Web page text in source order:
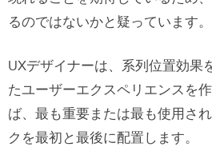
るのではないかと疑っています。
UXデザイナーは、系列位置効果
たユーザーエクスペリエンスを
ば、最も重要または最も使用さ
クを最初と最後に配置します。